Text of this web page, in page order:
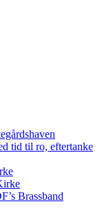
tid til ro, eftertanke
Brassband